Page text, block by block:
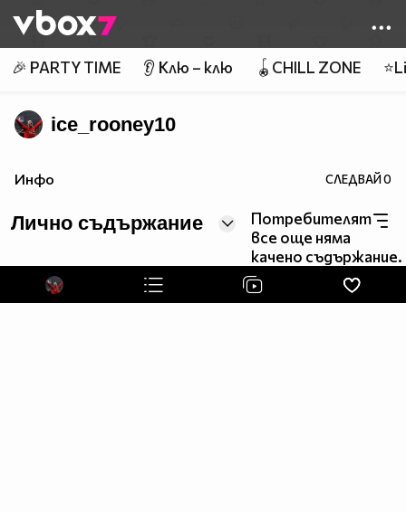
👾
🎉 PARTY TIME 👂 Клю – клю 🪀CHILL ZONE
ice_rooney10
Инфо СЛЕДВАЙ0
Лично съдържание
Потребителят
все още няма
качено съдържание.